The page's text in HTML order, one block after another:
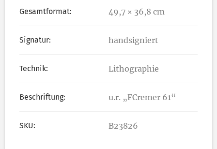
Gesamtformat: 49,7 × 36,8 cm
Signatur: handsigniert
Technik: Lithographie
Beschriftung: u.r. „FCremer 61“
SKU: B23826